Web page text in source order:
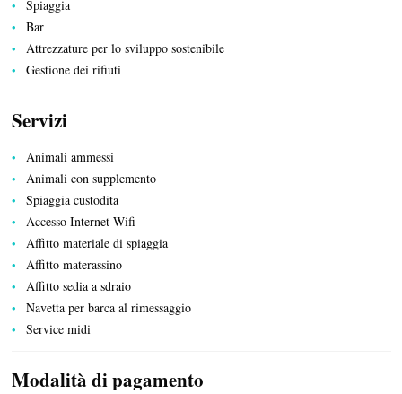
Spiaggia
Bar
Attrezzature per lo sviluppo sostenibile
Gestione dei rifiuti
Servizi
Animali ammessi
Animali con supplemento
Spiaggia custodita
Accesso Internet Wifi
Affitto materiale di spiaggia
Affitto materassino
Affitto sedia a sdraio
Navetta per barca al rimessaggio
Service midi
Modalità di pagamento